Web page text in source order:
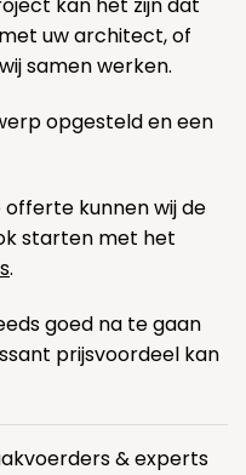
kan het zijn dat
uw architect, of
samen werken.
opgesteld en een
kunnen wij de
starten met het
.
goed na te gaan
prijsvoordeel kan
& experts